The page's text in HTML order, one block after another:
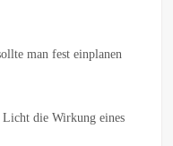
man fest einplanen
die Wirkung eines